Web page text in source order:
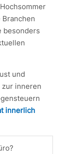
besonders
und
inneren
innerlich